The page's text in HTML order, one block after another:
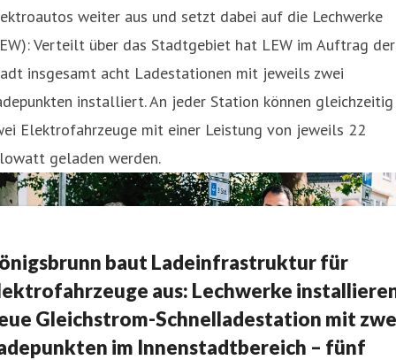
weiter aus und setzt dabei auf die Lechwerke
Verteilt über das Stadtgebiet hat LEW im Auftrag der
insgesamt acht Ladestationen mit jeweils zwei
installiert. An jeder Station können gleichzeitig
Elektrofahrzeuge mit einer Leistung von jeweils 22
geladen werden.
baut Ladeinfrastruktur für
aus: Lechwerke
Gleichstrom-Schnelladestation mit
im Innenstadtbereich – fünf